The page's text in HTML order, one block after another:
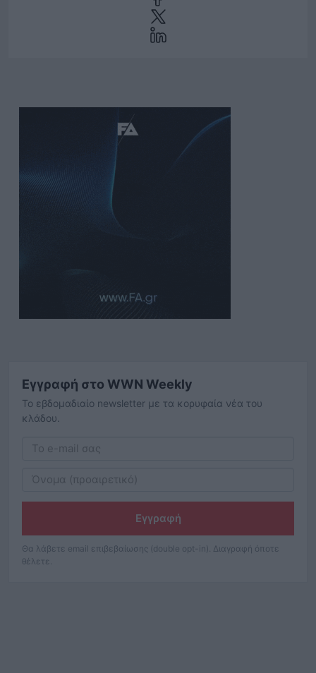
Εγγραφή στο WWN Weekly
Το εβδομαδιαίο newsletter με τα κορυφαία νέα του
κλάδου.
Εγγραφή
Θα λάβετε email επιβεβαίωσης (double opt-in). Διαγραφή όποτε
θέλετε.